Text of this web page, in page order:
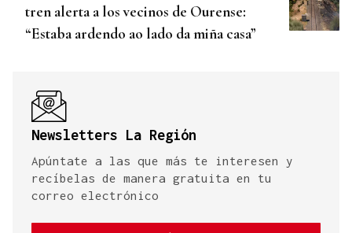
tren alerta a los vecinos de Ourense:
“Estaba ardendo ao lado da miña casa”
Newsletters La Región
Apúntate a las que más te interesen y
recíbelas de manera gratuita en tu
correo electrónico